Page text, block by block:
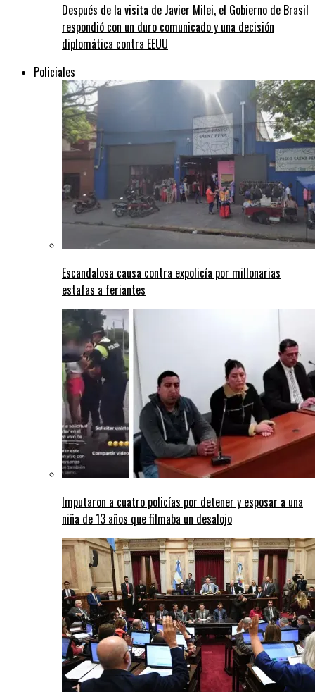
Después de la visita de Javier Milei, el Gobierno de Brasil
respondió con un duro comunicado y una decisión
diplomática contra EEUU
Policiales
Escandalosa causa contra expolicía por millonarias
estafas a feriantes
Imputaron a cuatro policías por detener y esposar a una
niña de 13 años que filmaba un desalojo